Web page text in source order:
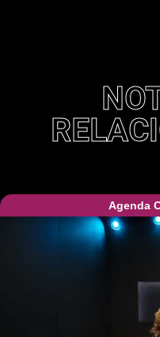
Agenda